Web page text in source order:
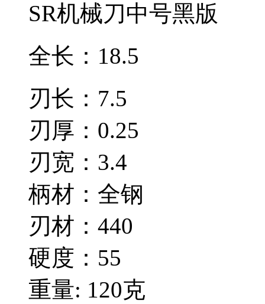
SR机械刀中号黑版
全长：18.5
刃长：7.5
刃厚：0.25
刃宽：3.4
柄材：全钢
刃材：440
硬度：55
重量: 120克